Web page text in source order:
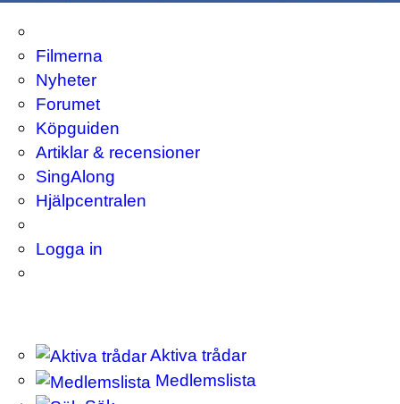
Filmerna
Nyheter
Forumet
Köpguiden
Artiklar & recensioner
SingAlong
Hjälpcentralen
Logga in
Aktiva trådar
Medlemslista